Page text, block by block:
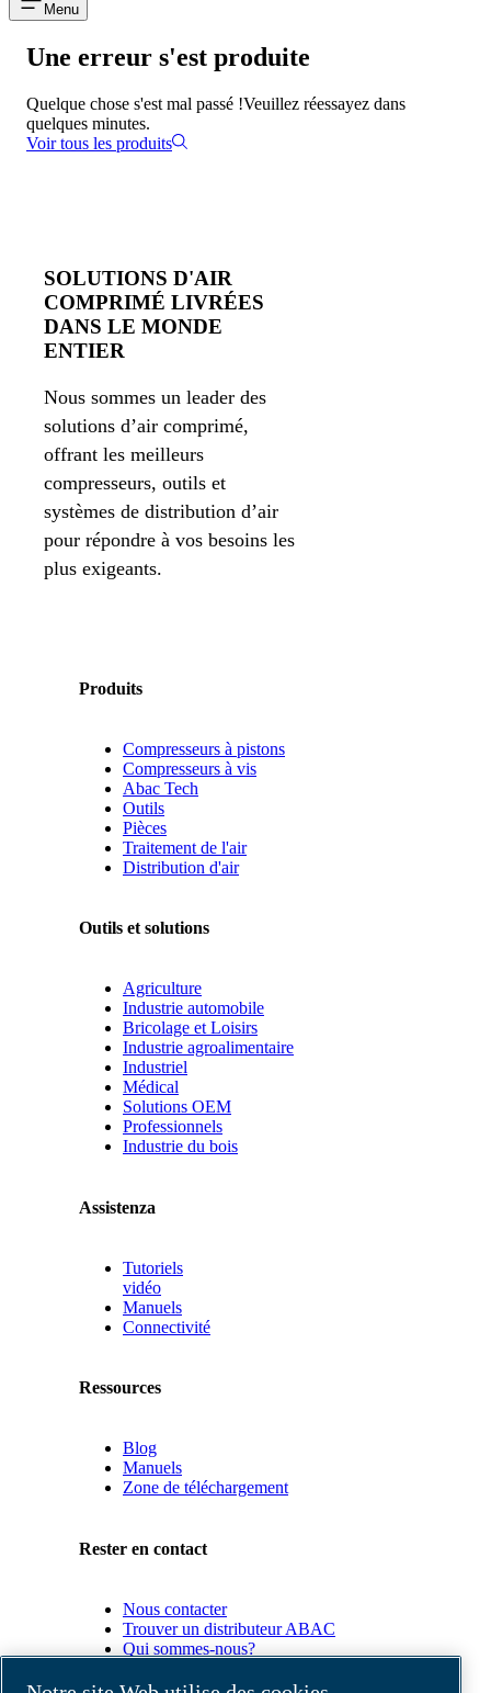
Menu
Une erreur s'est produite
Quelque chose s'est mal passé !Veuillez réessayez dans
quelques minutes.
Voir tous les produits
SOLUTIONS D'AIR
COMPRIMÉ LIVRÉES
DANS LE MONDE
ENTIER
Nous sommes un leader des
solutions d’air comprimé,
offrant les meilleurs
compresseurs, outils et
systèmes de distribution d’air
pour répondre à vos besoins les
plus exigeants.
Produits
Compresseurs à pistons
Compresseurs à vis
Abac Tech
Outils
Pièces
Traitement de l'air
Distribution d'air
Outils et solutions
Agriculture
Industrie automobile
Bricolage et Loisirs
Industrie agroalimentaire
Industriel
Médical
Solutions OEM
Professionnels
Industrie du bois
Assistenza
Tutoriels
vidéo
Manuels
Connectivité
Ressources
Blog
Manuels
Zone de téléchargement
Rester en contact
Nous contacter
Trouver un distributeur ABAC
Qui sommes-nous?